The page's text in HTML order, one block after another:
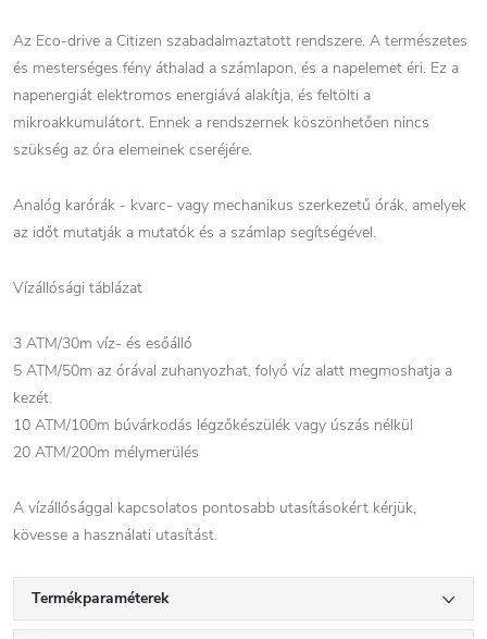
Az Eco-drive a Citizen szabadalmaztatott rendszere. A természetes
és mesterséges fény áthalad a számlapon, és a napelemet éri. Ez a
napenergiát elektromos energiává alakítja, és feltölti a
mikroakkumulátort. Ennek a rendszernek köszönhetően nincs
szükség az óra elemeinek cseréjére.
Analóg karórák - kvarc- vagy mechanikus szerkezetű órák, amelyek
az időt mutatják a mutatók és a számlap segítségével.
Vízállósági táblázat
3 ATM/30m víz- és esőálló
5 ATM/50m az órával zuhanyozhat, folyó víz alatt megmoshatja a
kezét.
10 ATM/100m búvárkodás légzőkészülék vagy úszás nélkül
20 ATM/200m mélymerülés
A vízállósággal kapcsolatos pontosabb utasításokért kérjük,
kövesse a használati utasítást.
Termékparaméterek